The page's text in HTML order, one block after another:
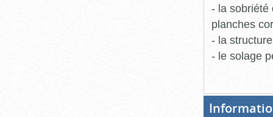
- la sobriété
planches
- la
- le solage